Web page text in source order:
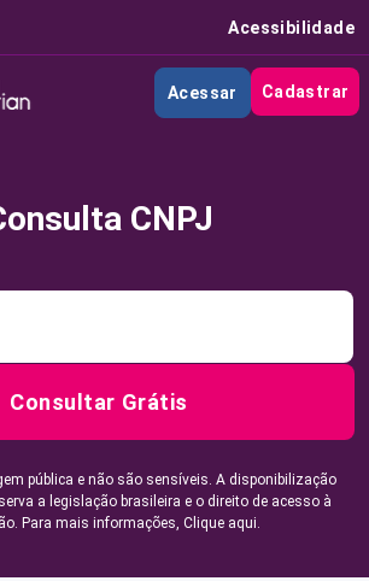
Acessibilidade
Acessar Cadastrar
CNPJ
Consultar Grátis
pública e não são sensíveis. A disponibilização
a legislação brasileira e o direito de acesso à
Para mais informações, Clique aqui.